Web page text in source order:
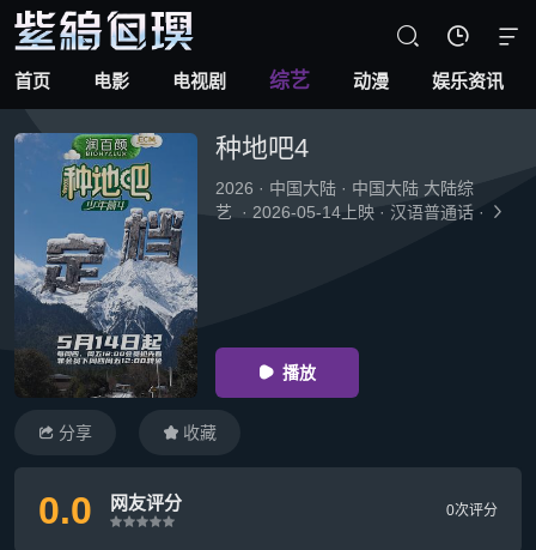
首页 电影 电视剧 综艺 动漫 娱乐资讯
  
种地吧4
2026 · 中国大陆 · 中国大陆 大陆综
艺
· 2026-05-14上映 · 汉语普通话 · 
 播放
 分享  收藏
0.0 网友评分
很差较差还行
推荐
力荐
0次评分